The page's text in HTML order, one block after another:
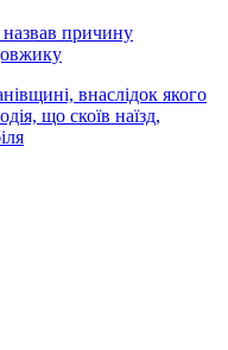
причину
внаслідок якого
що скоїв наїзд,